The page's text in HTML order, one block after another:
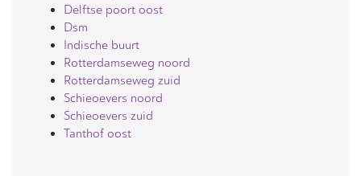
Delftse poort oost
Dsm
Indische buurt
Rotterdamseweg noord
Rotterdamseweg zuid
Schieoevers noord
Schieoevers zuid
Tanthof oost